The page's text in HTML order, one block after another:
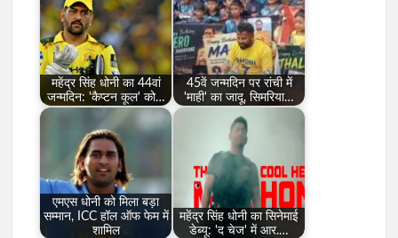
महेंद्र सिंह धोनी का 44वां
जन्मदिन: 'कैप्टन कूल' को…
45वें जन्मदिन पर रांची में
'माही' का जादू, सिमरिया…
एमएस धोनी को मिला बड़ा
सम्मान, ICC हॉल ऑफ फेम में
शामिल
महेंद्र सिंह धोनी का सिनेमाई
डेब्यू: 'द चेज' में आर.…